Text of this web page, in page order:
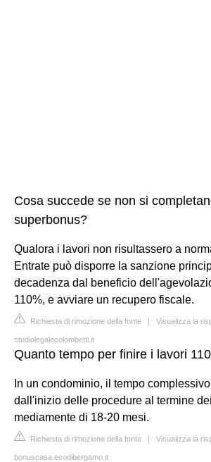
Cosa succede se non si
superbonus?
Qualora i lavori non risultassero a
Entrate può disporre la sanzione
decadenza dal beneficio
110%, e avviare un recupero fiscale.
Richiesta di rimozione della fonte | Visualizza la
studiolegalecolombetti.it
Quanto tempo per finire i lavori
In un condominio, il tempo
dall'inizio delle procedure al termine
mediamente di 18-20 mesi.
Richiesta di rimozione della fonte | Visualizza la
bonuscasa.ecodibergamo.it